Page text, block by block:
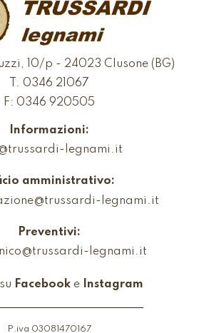
10/p - 24023 Clusone (BG)
T. 0346 21067
F: 0346 920505
Informazioni:
legnami.it
amministrativo:
legnami.it
Preventivi:
legnami.it
Facebooke Instagram
P.iva 03081470167